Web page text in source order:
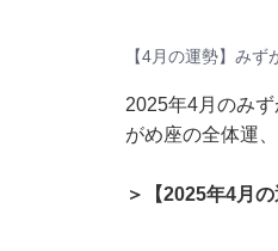
【4月の運勢】み
2025年4月のみ
がめ座の全体運
＞【2025年4月